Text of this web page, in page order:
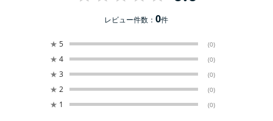
レビュー件数：0件
★ 5 (0)
★ 4 (0)
★ 3 (0)
★ 2 (0)
★ 1 (0)